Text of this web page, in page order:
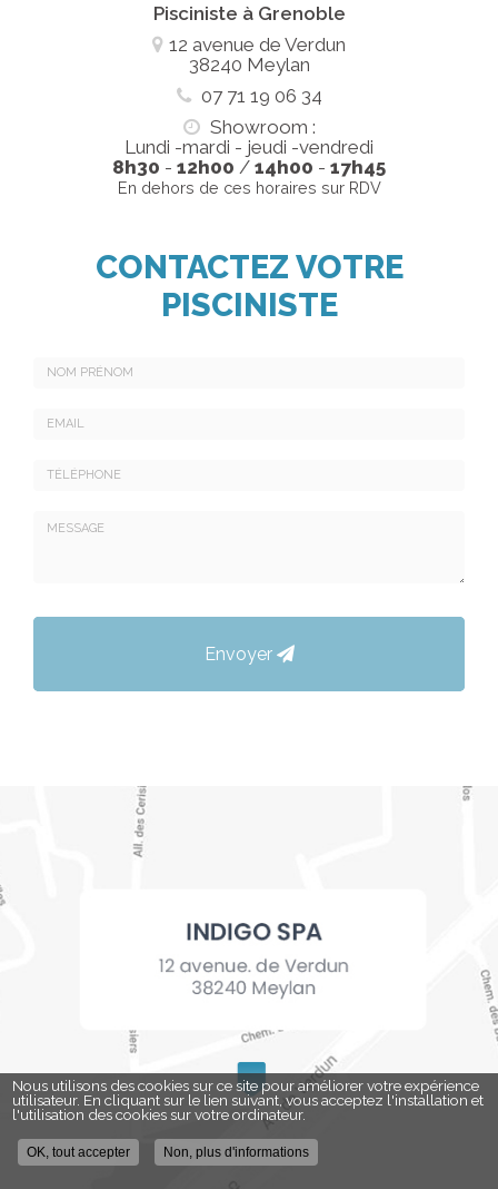
Pisciniste à Grenoble
12 avenue de Verdun
38240 Meylan
07 71 19 06 34
Showroom :
Lundi -mardi - jeudi -vendredi
8h30 - 12h00 / 14h00 - 17h45
En dehors de ces horaires sur RDV
CONTACTEZ VOTRE
PISCINISTE
Nom
Email
Tél.
Message
Envoyer
Nous utilisons des cookies sur ce site pour améliorer votre expérience
utilisateur. En cliquant sur le lien suivant, vous acceptez l'installation et
l'utilisation des cookies sur votre ordinateur.
OK, tout accepter Non, plus d'informations